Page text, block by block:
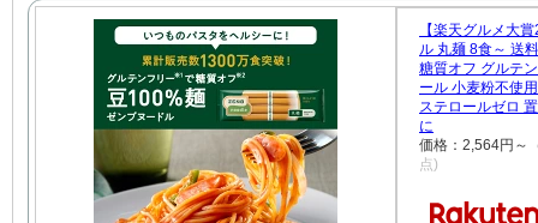
【楽天グルメ大
ル 丸麺 8食～ 送
糖質オフ グルテ
ール 小麦粉不使
ステロールゼロ
に
価格：2,564円～
点)